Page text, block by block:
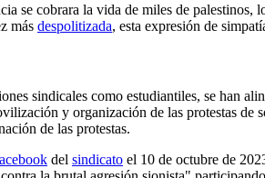
se cobrara la vida de miles de
más despolitizada, esta expresión de
sindicales como estudiantiles, se han
y organización de las protestas
de las protestas.
del sindicato el 10 de octubre de